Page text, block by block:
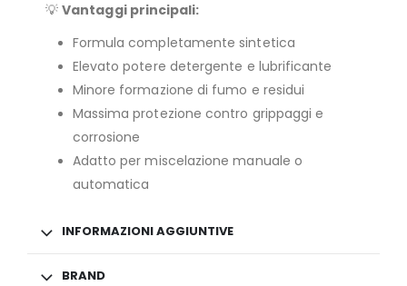
💡Vantaggi principali:
Formula completamente sintetica
Elevato potere detergente e lubrificante
Minore formazione di fumo e residui
Massima protezione contro grippaggi e
corrosione
Adatto per miscelazione manuale o
automatica
INFORMAZIONI AGGIUNTIVE
BRAND